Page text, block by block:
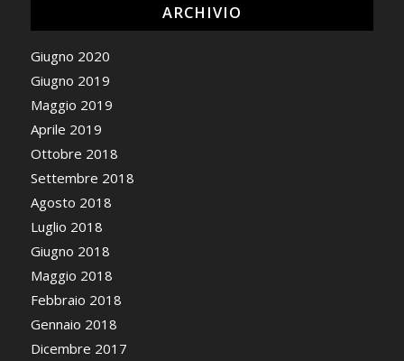
ARCHIVIO
Giugno 2020
Giugno 2019
Maggio 2019
Aprile 2019
Ottobre 2018
Settembre 2018
Agosto 2018
Luglio 2018
Giugno 2018
Maggio 2018
Febbraio 2018
Gennaio 2018
Dicembre 2017